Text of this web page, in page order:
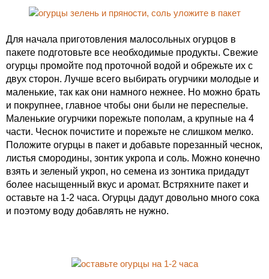
Для начала приготовления малосольных огурцов в
пакете подготовьте все необходимые продукты. Свежие
огурцы промойте под проточной водой и обрежьте их с
двух сторон. Лучше всего выбирать огурчики молодые и
маленькие, так как они намного нежнее. Но можно брать
и покрупнее, главное чтобы они были не переспелые.
Маленькие огурчики порежьте пополам, а крупные на 4
части. Чеснок почистите и порежьте не слишком мелко.
Положите огурцы в пакет и добавьте порезанный чеснок,
листья смородины, зонтик укропа и соль. Можно конечно
взять и зеленый укроп, но семена из зонтика придадут
более насыщенный вкус и аромат. Встряхните пакет и
оставьте на 1-2 часа. Огурцы дадут довольно много сока
и поэтому воду добавлять не нужно.